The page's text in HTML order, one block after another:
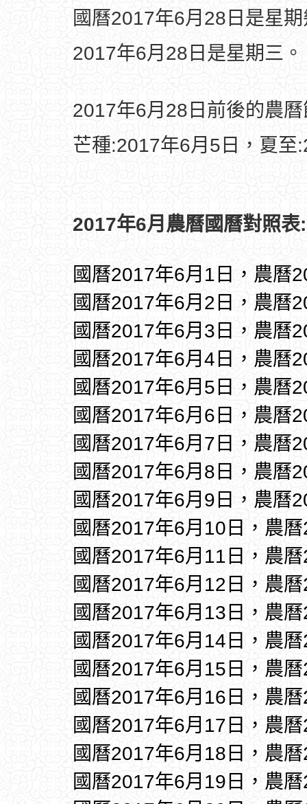
國曆2017年6月28日是星
2017年6月28日是星期三。
2017年6月28日前後的農
芒種:2017年6月5日，夏至
2017年6月農曆國曆對照表:
國曆2017年6月1日，農曆
國曆2017年6月2日，農曆
國曆2017年6月3日，農曆
國曆2017年6月4日，農曆
國曆2017年6月5日，農曆
國曆2017年6月6日，農曆
國曆2017年6月7日，農曆
國曆2017年6月8日，農曆
國曆2017年6月9日，農曆
國曆2017年6月10日，農
國曆2017年6月11日，農
國曆2017年6月12日，農
國曆2017年6月13日，農
國曆2017年6月14日，農
國曆2017年6月15日，農
國曆2017年6月16日，農
國曆2017年6月17日，農
國曆2017年6月18日，農
國曆2017年6月19日，農